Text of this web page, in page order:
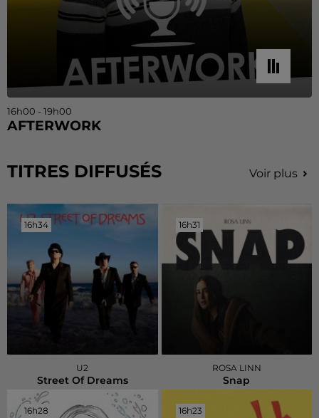
16h00 - 19h00
AFTERWORK
TITRES DIFFUSÉS Voir plus
16h34
16h34
U2
Street Of Dreams
16h31
16h31
ROSA LINN
Snap
16h28
16h28 16h23
16h23